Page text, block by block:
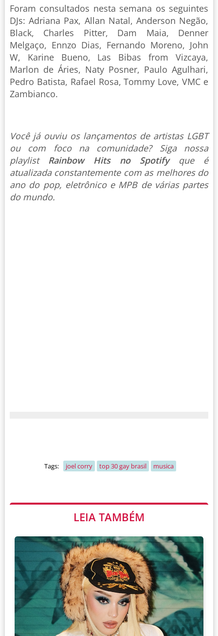
Foram consultados nesta semana os seguintes
DJs: Adriana Pax, Allan Natal, Anderson Negão,
Black, Charles Pitter, Dam Maia, Denner
Melgaço, Ennzo Dias, Fernando Moreno, John
W, Karine Bueno, Las Bibas from Vizcaya,
Marlon de Áries, Naty Posner, Paulo Agulhari,
Pedro Batista, Rafael Rosa, Tommy Love, VMC e
Zambianco.
Você já ouviu os lançamentos de artistas LGBT
ou com foco na comunidade? Siga nossa
playlist Rainbow Hits no Spotify que é
atualizada constantemente com as melhores do
ano do pop, eletrônico e MPB de várias partes
do mundo.
Tags: joel corry top 30 gay brasil musica
LEIA TAMBÉM